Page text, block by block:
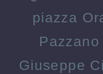
piazza
Giuseppe